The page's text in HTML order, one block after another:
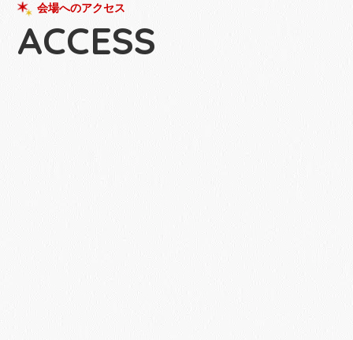
会場へのアクセス
ACCESS